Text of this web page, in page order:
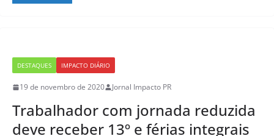
DESTAQUES IMPACTO DIÁRIO
19 de novembro de 2020 Jornal Impacto PR
Trabalhador com jornada reduzida
deve receber 13º e férias integrais